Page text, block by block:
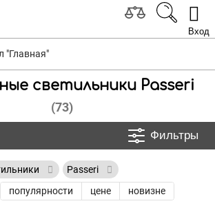
Вход
"Главная"
светильники Passeri
(73)
Фильтры
Passeri
популярности цене новизне